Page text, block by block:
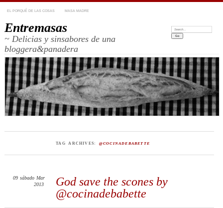
EL PORQUÉ DE LAS COSAS MASA MADRE
Entremasas
~ Delicias y sinsabores de una
bloggera&panadera
Search:
TAG ARCHIVES: @COCINADEBABETTE
God save the scones by
@cocinadebabette
09 sábado Mar
2013